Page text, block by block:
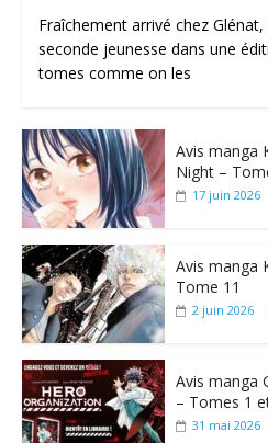
Fraîchement arrivé chez Glénat,
seconde jeunesse dans une
tomes comme on les
Avis manga
Night –
17 juin 2026
Avis manga
Tome 11
2 juin 2026
Avis manga
– Tomes 1
31 mai 2026